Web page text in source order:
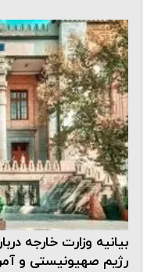
بیانیه وزارت خارجه
رژیم صهیونیستی و